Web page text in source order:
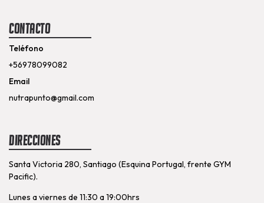
Contacto
Teléfono
+56978099082
Email
nutrapunto@gmail.com
Direcciones
Santa Victoria 280, Santiago (Esquina Portugal, frente GYM
Pacific).
Lunes a viernes de 11:30 a 19:00hrs